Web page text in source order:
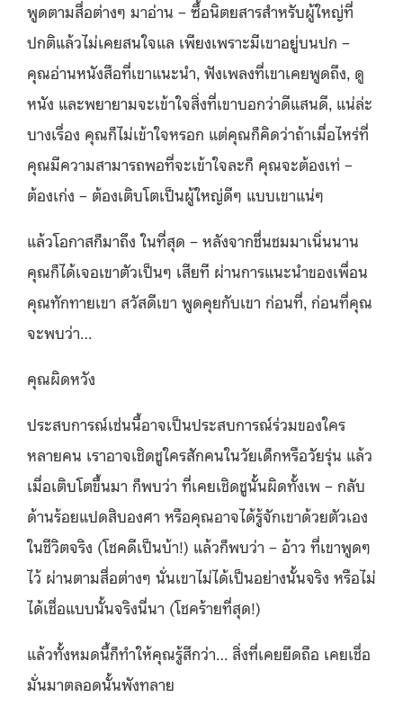
พูดตามสื่อต่างๆ มาอ่าน – ซื้อนิตยสารสำหรับผู้ใหญ่ที่
ปกติแล้วไม่เคยสนใจแล เพียงเพราะมีเขาอยู่บนปก –
คุณอ่านหนังสือที่เขาแนะนำ, ฟังเพลงที่เขาเคยพูดถึง, ดู
หนัง และพยายามจะเข้าใจสิ่งที่เขาบอกว่าดีแสนดี, แน่ล่ะ
บางเรื่อง คุณก็ไม่เข้าใจหรอก แต่คุณก็คิดว่าถ้าเมื่อไหร่ที่
คุณมีความสามารถพอที่จะเข้าใจละก็ คุณจะต้องเท่ –
ต้องเก่ง – ต้องเติบโตเป็นผู้ใหญ่ดีๆ แบบเขาแน่ๆ
แล้วโอกาสก็มาถึง ในที่สุด – หลังจากชื่นชมมาเนิ่นนาน
คุณก็ได้เจอเขาตัวเป็นๆ เสียที ผ่านการแนะนำของเพื่อน
คุณทักทายเขา สวัสดีเขา พูดคุยกับเขา ก่อนที่, ก่อนที่คุณ
จะพบว่า…
คุณผิดหวัง
ประสบการณ์เช่นนี้อาจเป็นประสบการณ์ร่วมของใคร
หลายคน เราอาจเชิดชูใครสักคนในวัยเด็กหรือวัยรุ่น แล้ว
เมื่อเติบโตขึ้นมา ก็พบว่า ที่เคยเชิดชูนั้นผิดทั้งเพ – กลับ
ด้านร้อยแปดสิบองศา หรือคุณอาจได้รู้จักเขาด้วยตัวเอง
ในชีวิตจริง (โชคดีเป็นบ้า!) แล้วก็พบว่า – อ้าว ที่เขาพูดๆ
ไว้ ผ่านตามสื่อต่างๆ นั่นเขาไม่ได้เป็นอย่างนั้นจริง หรือไม่
ได้เชื่อแบบนั้นจริงนี่นา (โชคร้ายที่สุด!)
แล้วทั้งหมดนี้ก็ทำให้คุณรู้สึกว่า…​ สิ่งที่เคยยึดถือ เคยเชื่อ
มั่นมาตลอดนั้นพังทลาย